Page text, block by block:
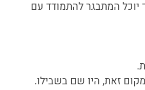
המתבגר להתמודד עם
זאת, היו שם בשבילו.